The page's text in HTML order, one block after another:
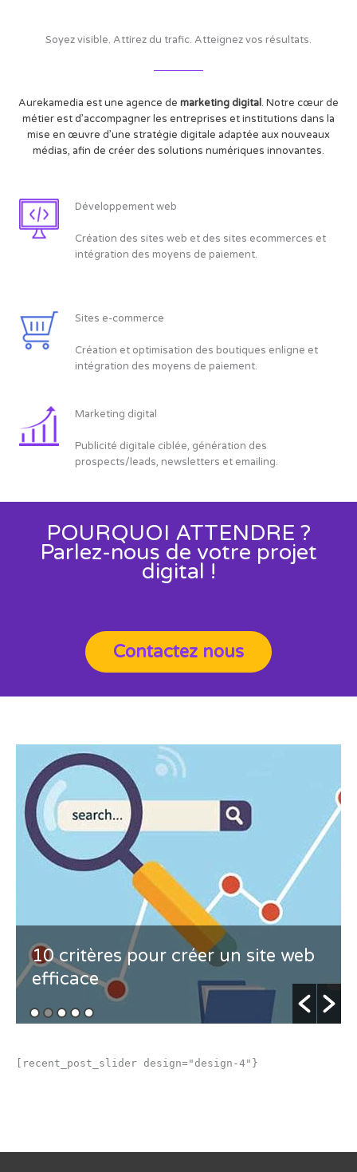
Soyez visible. Attirez du trafic. Atteignez vos résultats.
Aurekamedia est une agence de marketing digital. Notre cœur de
métier est d’accompagner les entreprises et institutions dans la
mise en œuvre d’une stratégie digitale adaptée aux nouveaux
médias, afin de créer des solutions numériques innovantes.
Développement web
Création des sites web et des sites ecommerces et
intégration des moyens de paiement.
Sites e-commerce
Création et optimisation des boutiques enligne et
intégration des moyens de paiement.
Marketing digital
Publicité digitale ciblée, génération des
prospects/leads, newsletters et emailing.
POURQUOI ATTENDRE ?
Parlez-nous de votre projet
digital !
Contactez nous
10 critères pour créer un site web
efficace
[recent_post_slider design="design-4"}